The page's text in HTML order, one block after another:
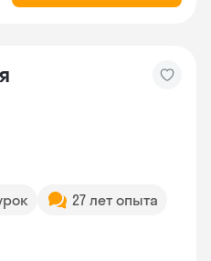
27 лет опыта